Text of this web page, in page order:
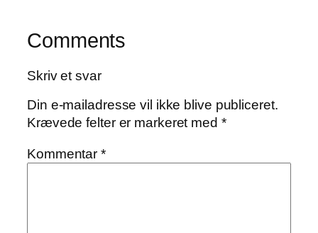
Comments
Skriv et svar
Din e-mailadresse vil ikke blive publiceret.
Krævede felter er markeret med *
Kommentar*